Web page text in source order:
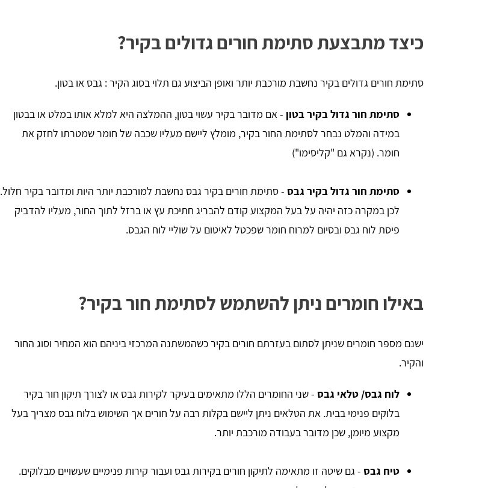
כיצד מתבצעת סתימת חורים גדולים בקיר?
סתימת חורים גדולים בקיר נחשבת מורכבת יותר ואופן הביצוע גם תלוי בסוג הקיר : גבס או בטון.
סתימת חור גדול בקיר בטון - אם מדובר בקיר עשוי בטון, ההמלצה היא למלא אותו במלט או בבטון
במידה והמלט נבחר לסתימת החור בקיר, מומלץ ליישם מעליו שכבה של חומר שמטרתו לחזק את
חומר. (נקרא גם "קליסימו")
סתימת חור גדול בקיר גבס - סתימת חורים בקיר גבס נחשבת למורכבת יותר היות ומדובר בקיר חלול.
לכן במקרה כזה יהיה על בעל המקצוע קודם להבריג חתיכת עץ או ברזל לתוך החור, מעליו להדביק
פיסת לוח גבס ובסיום למרוח חומר שפכטל לאיטום על שוליי לוח הגבס.
באילו חומרים ניתן להשתמש לסתימת חור בקיר?
ישנם מספר חומרים שניתן לסתום בעזרתם חורים בקיר כשהמשתנה המרכזי ביניהם הוא המחיר וסוג החור
והקיר.
לוח גבס/ טלאי גבס - שני החומרים הללו מתאימים בעיקר לקירות גבס או לצורך תיקון חור בקיר
בלוקים פנימי בבית. את הטלאים ניתן ליישם בקלות רבה על חורים אך השימוש בלוח גבס מצריך בעל
מקצוע מיומן, שכן מדובר בעבודה מורכבת יותר.
טיח גבס - גם שיטה זו מתאימה לתיקון חורים בקירות גבס ועבור קירות פנימיים שעשויים מבלוקים.